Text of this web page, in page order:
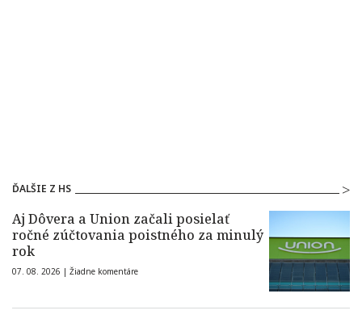
ĎALŠIE Z HS
Aj Dôvera a Union začali posielať
ročné zúčtovania poistného za minulý
rok
07. 08. 2026 | Žiadne komentáre